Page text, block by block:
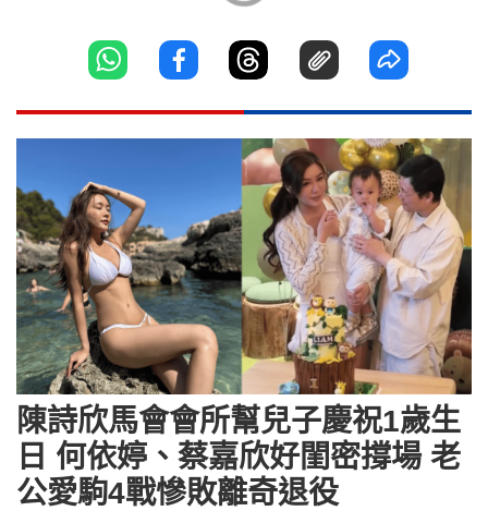
陳詩欣馬會會所幫兒子慶祝1歲生
日 何依婷、蔡嘉欣好閨密撐場 老
公愛駒4戰慘敗離奇退役